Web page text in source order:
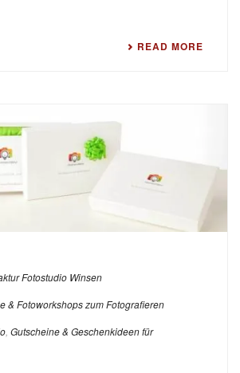
READ MORE
Fotostudio Winsen
& Fotoworkshops zum Fotografieren
Gutscheine & Geschenkideen für